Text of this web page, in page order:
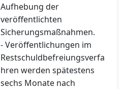
Aufhebung der
veröffentlichten
Sicherungsmaßnahmen.
- Veröffentlichungen im
Restschuldbefreiungsverfa
hren werden spätestens
sechs Monate nach